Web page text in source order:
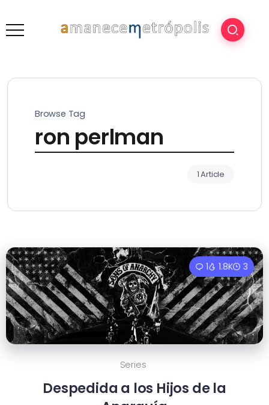
Browse Tag
ron perlman
1 Article
1 1.8K 3
Series
Despedida a los Hijos de la